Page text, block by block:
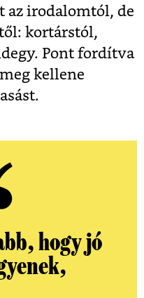
az irodalomtól, de
kortárstól,
Pont fordítva
kellene
hogy jó